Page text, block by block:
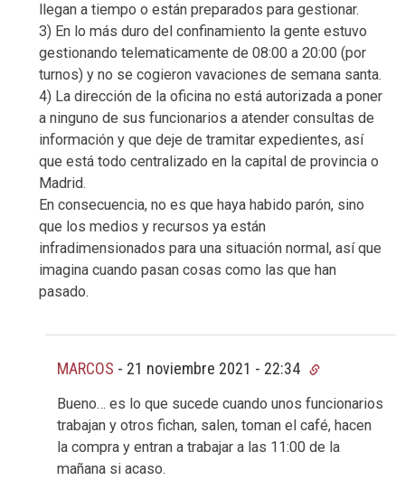
llegan a tiempo o están preparados para gestionar.
3) En lo más duro del confinamiento la gente estuvo
gestionando telematicamente de 08:00 a 20:00 (por
turnos) y no se cogieron vavaciones de semana santa.
4) La dirección de la oficina no está autorizada a poner
a ninguno de sus funcionarios a atender consultas de
información y que deje de tramitar expedientes, así
que está todo centralizado en la capital de provincia o
Madrid.
En consecuencia, no es que haya habido parón, sino
que los medios y recursos ya están
infradimensionados para una situación normal, así que
imagina cuando pasan cosas como las que han
pasado.
MARCOS - 21 noviembre 2021 - 22:34
Bueno… es lo que sucede cuando unos funcionarios
trabajan y otros fichan, salen, toman el café, hacen
la compra y entran a trabajar a las 11:00 de la
mañana si acaso.